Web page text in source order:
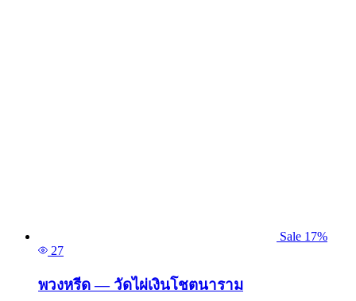
Sale 17%
27
พวงหรีด — วัดไผ่เงินโชตนาราม